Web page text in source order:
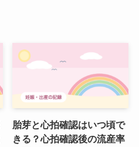
胎芽と心拍確認はいつ頃で
きる？心拍確認後の流産率